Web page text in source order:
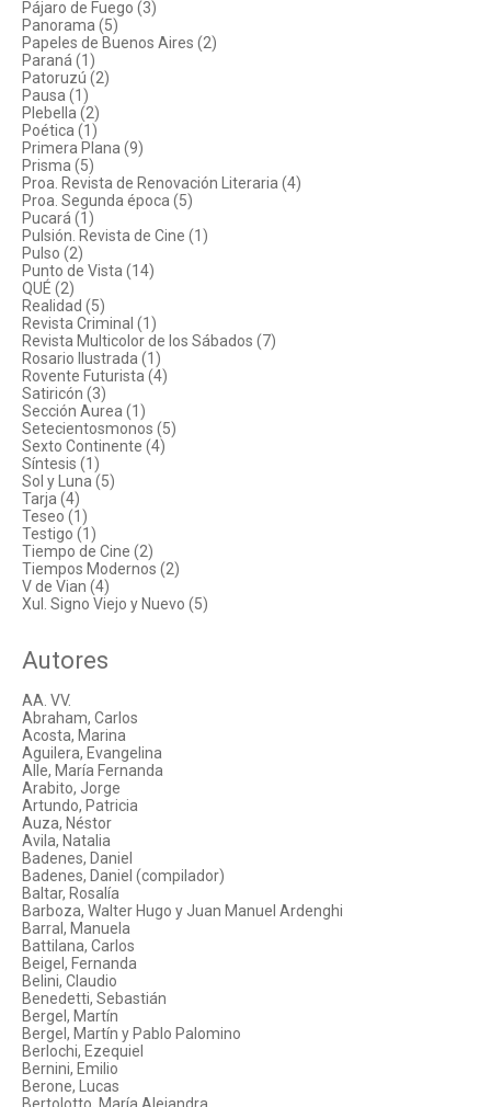
Pájaro de Fuego (3)
Panorama (5)
Papeles de Buenos Aires (2)
Paraná (1)
Patoruzú (2)
Pausa (1)
Plebella (2)
Poética (1)
Primera Plana (9)
Prisma (5)
Proa. Revista de Renovación Literaria (4)
Proa. Segunda época (5)
Pucará (1)
Pulsión. Revista de Cine (1)
Pulso (2)
Punto de Vista (14)
QUÉ (2)
Realidad (5)
Revista Criminal (1)
Revista Multicolor de los Sábados (7)
Rosario Ilustrada (1)
Rovente Futurista (4)
Satiricón (3)
Sección Aurea (1)
Setecientosmonos (5)
Sexto Continente (4)
Síntesis (1)
Sol y Luna (5)
Tarja (4)
Teseo (1)
Testigo (1)
Tiempo de Cine (2)
Tiempos Modernos (2)
V de Vian (4)
Xul. Signo Viejo y Nuevo (5)
Autores
AA. VV.
Abraham, Carlos
Acosta, Marina
Aguilera, Evangelina
Alle, María Fernanda
Arabito, Jorge
Artundo, Patricia
Auza, Néstor
Avila, Natalia
Badenes, Daniel
Badenes, Daniel (compilador)
Baltar, Rosalía
Barboza, Walter Hugo y Juan Manuel Ardenghi
Barral, Manuela
Battilana, Carlos
Beigel, Fernanda
Belini, Claudio
Benedetti, Sebastián
Bergel, Martín
Bergel, Martín y Pablo Palomino
Berlochi, Ezequiel
Bernini, Emilio
Berone, Lucas
Bertolotto, María Alejandra